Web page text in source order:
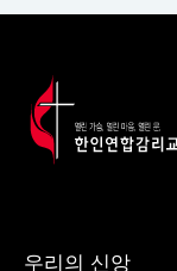
우리의 신앙